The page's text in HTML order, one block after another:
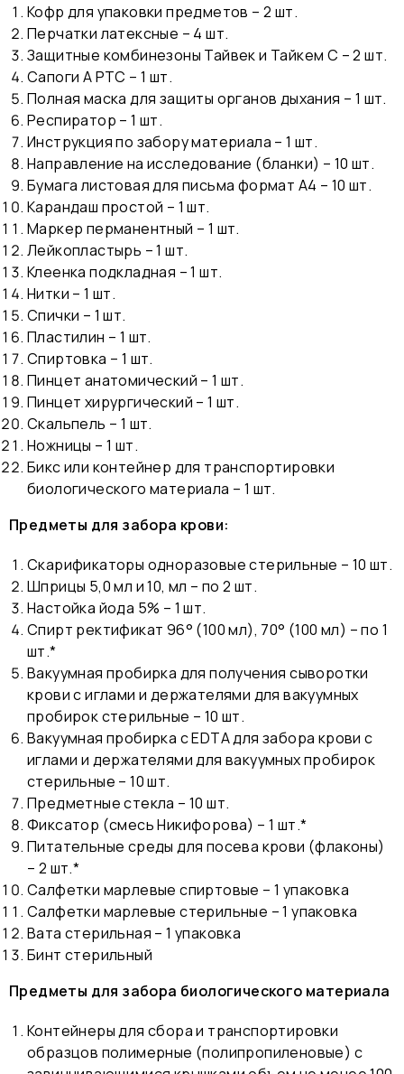
Кофр для упаковки предметов – 2 шт.
Перчатки латексные – 4 шт.
Защитные комбинезоны Тайвек и Тайкем С – 2 шт.
Сапоги А РТС – 1 шт.
Полная маска для защиты органов дыхания – 1 шт.
Респиратор – 1 шт.
Инструкция по забору материала – 1 шт.
Направление на исследование (бланки) – 10 шт.
Бумага листовая для письма формат А4 – 10 шт.
Карандаш простой – 1 шт.
Маркер перманентный – 1 шт.
Лейкопластырь – 1 шт.
Клеенка подкладная – 1 шт.
Нитки – 1 шт.
Спички – 1 шт.
Пластилин – 1 шт.
Спиртовка – 1 шт.
Пинцет анатомический – 1 шт.
Пинцет хирургический – 1 шт.
Скальпель – 1 шт.
Ножницы – 1 шт.
Бикс или контейнер для транспортировки
биологического материала – 1 шт.
Предметы для забора крови:
Скарификаторы одноразовые стерильные – 10 шт.
Шприцы 5,0 мл и 10, мл – по 2 шт.
Настойка йода 5% – 1 шт.
Спирт ректификат 96° (100 мл), 70° (100 мл) – по 1
шт.*
Вакуумная пробирка для получения сыворотки
крови с иглами и держателями для вакуумных
пробирок стерильные – 10 шт.
Вакуумная пробирка с EDTA для забора крови с
иглами и держателями для вакуумных пробирок
стерильные – 10 шт.
Предметные стекла – 10 шт.
Фиксатор (смесь Никифорова) – 1 шт.*
Питательные среды для посева крови (флаконы)
– 2 шт.*
Салфетки марлевые спиртовые – 1 упаковка
Салфетки марлевые стерильные – 1 упаковка
Вата стерильная – 1 упаковка
Бинт стерильный
Предметы для забора биологического материала
Контейнеры для сбора и транспортировки
образцов полимерные (полипропиленовые) с